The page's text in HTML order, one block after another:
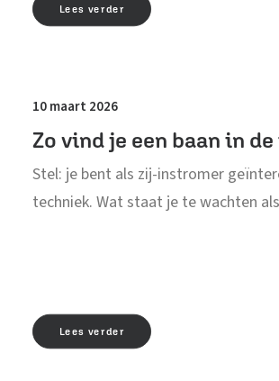
Lees verder
10 maart 2026
Zo vind je een baan in
Stel: je bent als zij-instromer
techniek. Wat staat je te wachten
Lees verder